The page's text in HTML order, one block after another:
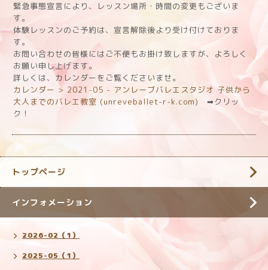
緊急事態宣言により、レッスン場所・時間の変更もございま
す。
体験レッスンのご予約は、宣言解除後より受け付けておりま
す。
お問い合わせの皆様にはご不便もお掛け致しますが、よろしく
お願い申し上げます。
詳しくは、カレンダーをご覧くださいませ。
カレンダー > 2021-05 - アンレーブバレエスタジオ 子供から
大人までのバレエ教室 (unreveballet-r-k.com)
➡クリッ
ク！
トップページ
インフォメーション
2026-02（1）
2025-05（1）